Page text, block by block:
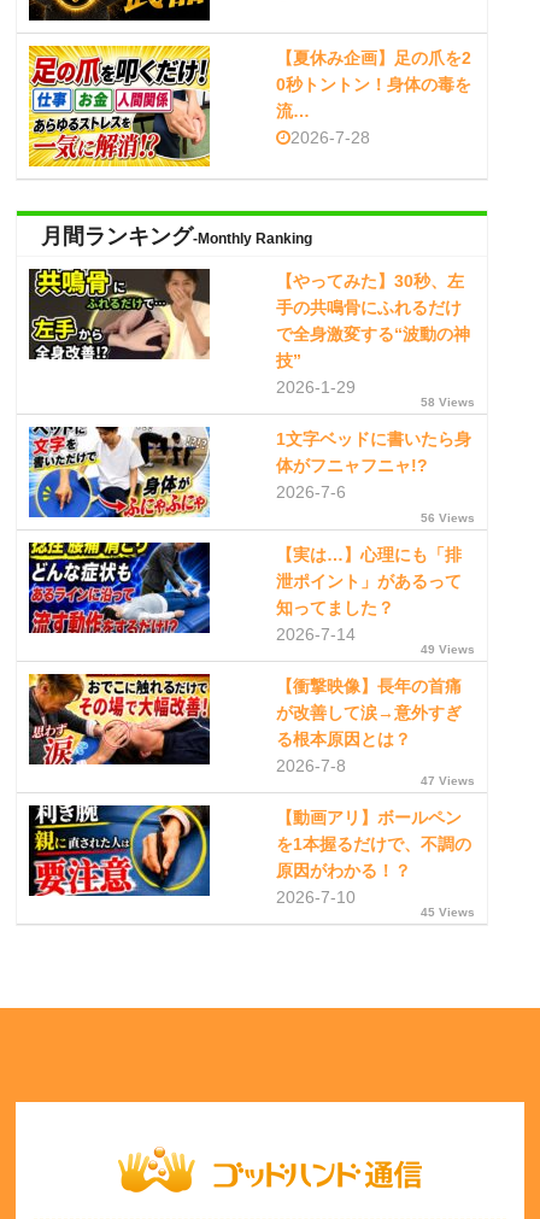
【夏休み企画】足の爪を2
0秒トントン！身体の毒を
流…
2026-7-28
月間ランキング-Monthly Ranking
【やってみた】30秒、左
手の共鳴骨にふれるだけ
で全身激変する“波動の神
技”
2026-1-29
58 Views
1文字ベッドに書いたら身
体がフニャフニャ!?
2026-7-6
56 Views
【実は…】心理にも「排
泄ポイント」があるって
知ってました？
2026-7-14
49 Views
【衝撃映像】長年の首痛
が改善して涙→意外すぎ
る根本原因とは？
2026-7-8
47 Views
【動画アリ】ボールペン
を1本握るだけで、不調の
原因がわかる！？
2026-7-10
45 Views